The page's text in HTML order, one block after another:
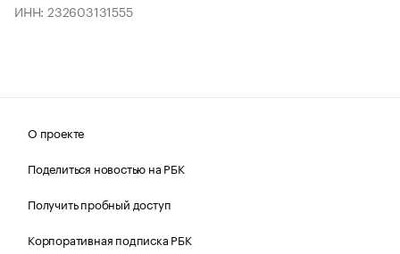
ИНН: 232603131555
О проекте
Поделиться новостью на РБК
Получить пробный доступ
Корпоративная подписка РБК